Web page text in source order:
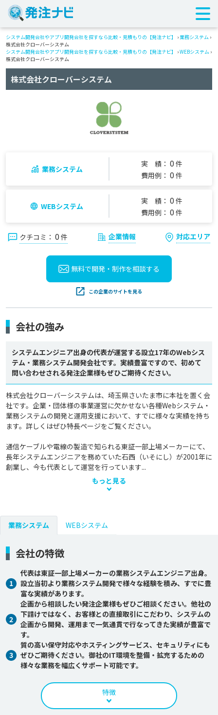
システム開発会社やアプリ開発会社を探すなら比較・見積もりの【発注ナビ】 › 業務システム ›
株式会社クローバーシステム
システム開発会社やアプリ開発会社を探すなら比較・見積もりの【発注ナビ】
›WEBシステム ›
株式会社クローバーシステム
株式会社クローバーシステム
業務システム
実 績： 0 件
費用例： 0 件
WEBシステム
実 績： 0 件
費用例： 0 件
クチコミ： 0 件 企業情報 対応エリア
無料で開発・制作を相談する
この企業のサイトを見る
会社の強み
システムエンジニア出身の代表が運営する設立17年のWebシス
テム・業務システム開発会社です。実績豊富ですので、初めて
問い合わせされる発注企業様もぜひご期待ください。
株式会社クローバーシステムは、埼玉県さいたま市に本社を置く会
社です。企業・団体様の事業運営に欠かせない各種Webシステム・
業務システムの開発と運用支援において、すでに様々な実績を持ち
ます。詳しくはぜひ特長ページをご覧ください。
通信ケーブルや電線の製造で知られる東証一部上場メーカーにて、
長年システムエンジニアを務めていた石西（いそにし）が2001年に
創業し、今も代表として運営を行っています...
もっと見る
業務システム WEBシステム
会社の特徴
1
代表は東証一部上場メーカーの業務システムエンジニア出身。
設立当初より業務システム開発で様々な経験を積み、すでに豊
富な実績があります。
2
企画から相談したい発注企業様もぜひご相談ください。他社の
下請けではなく、お客様との直接取引にこだわり、システムの
企画から開発、運用まで一気通貫で行なってきた実績が豊富で
す。
3
質の高い保守対応やホスティングサービス、セキュリティにも
ぜひご期待ください。御社のIT環境を整備・拡充するための
様々な業務を幅広くサポート可能です。
特徴